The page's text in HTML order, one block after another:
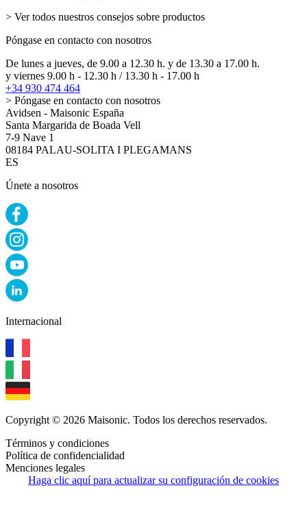
> Ver todos nuestros consejos sobre productos
Póngase en contacto con nosotros
De lunes a jueves, de 9.00 a 12.30 h. y de 13.30 a 17.00 h.
y viernes 9.00 h - 12.30 h / 13.30 h - 17.00 h
+34 930 474 464
> Póngase en contacto con nosotros
Avidsen - Maisonic España
Santa Margarida de Boada Vell
7-9 Nave 1
08184 PALAU-SOLITA I PLEGAMANS
ES
Únete a nosotros
Internacional
Copyright © 2026 Maisonic. Todos los derechos reservados.
Términos y condiciones
Política de confidencialidad
Menciones legales
Haga clic aquí para actualizar su configuración de cookies